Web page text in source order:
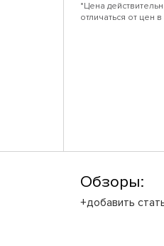
*Цена
отличаться от цен
Обзоры:
+добавить